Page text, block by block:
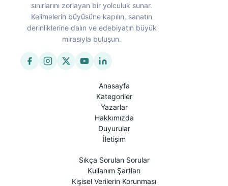
sınırlarını zorlayan bir yolculuk sunar.
Kelimelerin büyüsüne kapılın, sanatın
derinliklerine dalın ve edebiyatın büyük
mirasıyla buluşun.
Anasayfa
Kategoriler
Yazarlar
Hakkımızda
Duyurular
İletişim
Sıkça Sorulan Sorular
Kullanım Şartları
Kişisel Verilerin Korunması